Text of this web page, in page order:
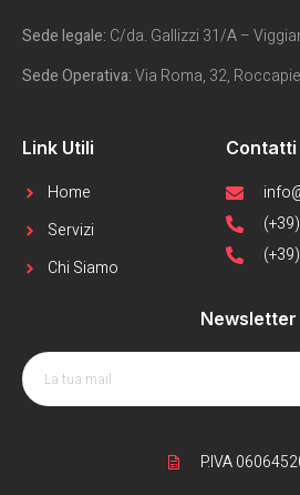
Sede legale: C/da. Gallizzi 31/A –
Sede Operativa:Via Roma, 32,
Link Utili
Home
Servizi
Chi Siamo
Contatti
Newsletter
P.IVA